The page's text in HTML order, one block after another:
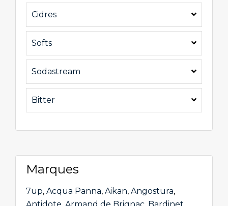
Cidres
Softs
Sodastream
Bitter
Marques
7up, Acqua Panna, Aikan, Angostura,